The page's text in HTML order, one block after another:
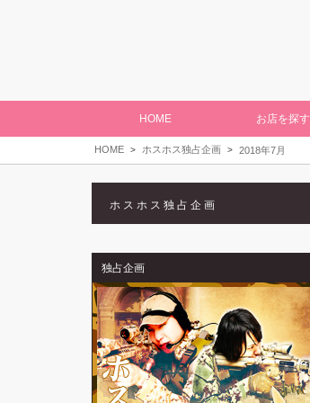
HOME お店を探す
HOME ホスホス独占企画 2018年7月
ホスホス独占企画
独占企画